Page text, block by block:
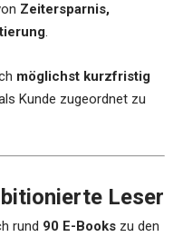
Zeitersparnis,
.
möglichst kurzfristig
Kunde zugeordnet zu
Leser
rund 90 E-Books zu den